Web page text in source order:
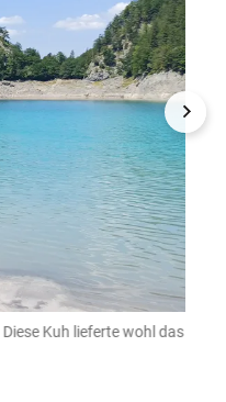
Diese Kuh lieferte wohl das